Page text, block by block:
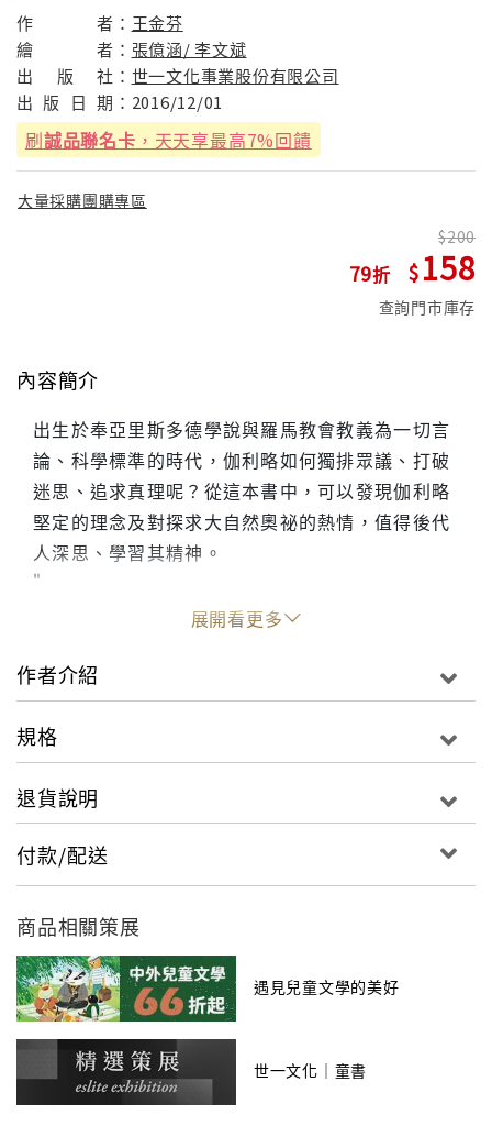
作 者： 王金芬
繪
者： 張億涵/ 李文斌
出
版 社： 世一文化事業股份有限公司
出 版 日 期： 2016/12/01
刷誠品聯名卡 ，天天享最高7%回饋
大量採購團購專區
79
200
158
查詢門市庫存
內容簡介
出生於奉亞里斯多德學說與羅馬教會教義為一切言
論、科學標準的時代，伽利略如何獨排眾議、打破
迷思、追求真理呢？從這本書中，可以發現伽利略
堅定的理念及對探求大自然奧祕的熱情，值得後代
人深思、學習其精神。
"
展開看更多
作者介紹
規格
退貨說明
付款/配送
商品相關策展
遇見兒童文學的美好
世一文化｜童書